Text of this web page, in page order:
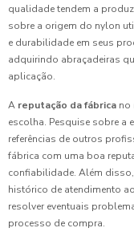
qualidade tendem a
sobre a origem do nylon
e durabilidade em seus
adquirindo abraçadeiras
aplicação.
A reputação da fábrica no
escolha. Pesquise sobre a
referências de outros
fábrica com uma boa
confiabilidade. Além
histórico de atendimento
resolver eventuais
processo de compra.